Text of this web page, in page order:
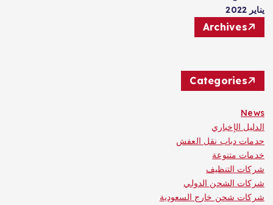
يناير 2022
Archives
Categories
News
الدليل الإخباري
حدمات دباب نقل العفش
خدمات متنوعة
شركات التنظيف
شركات الشحن الدولي
شركات شحن خارج السعودية